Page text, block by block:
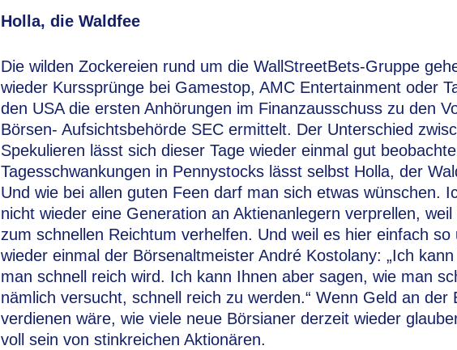
Holla, die Waldfee
Die wilden Zockereien rund um die WallStreetBets-Gruppe
wieder Kurssprünge bei Gamestop, AMC Entertainment oder
den USA die ersten Anhörungen im Finanzausschuss zu den
Börsen- Aufsichtsbehörde SEC ermittelt. Der Unterschied
Spekulieren lässt sich dieser Tage wieder einmal gut
Tagesschwankungen in Pennystocks lässt selbst Holla, der
Und wie bei allen guten Feen darf man sich etwas wünschen.
nicht wieder eine Generation an Aktienanlegern verprellen,
zum schnellen Reichtum verhelfen. Und weil es hier einfach so
wieder einmal der Börsenaltmeister André Kostolany: „Ich
man schnell reich wird. Ich kann Ihnen aber sagen, wie man
nämlich versucht, schnell reich zu werden.“ Wenn Geld an der
verdienen wäre, wie viele neue Börsianer derzeit wieder
voll sein von stinkreichen Aktionären.